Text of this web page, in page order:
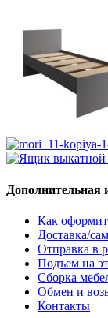
Дополнительная
Как
Доставка/
Отправка в
Подъем на
Сборка
Обмен и
Контакты